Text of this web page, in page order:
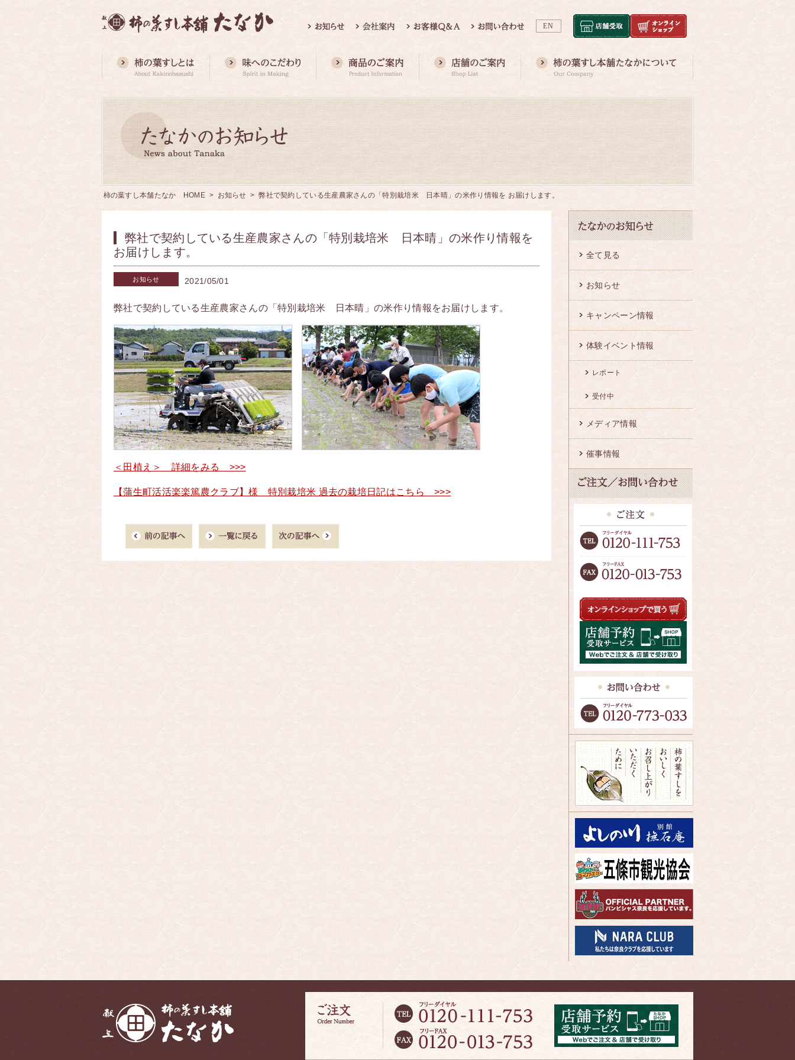
EN
柿の葉すし本舗たなか HOME > お知らせ > 弊社で契約している生産農家さんの「特別栽培米 日本晴」の米作り情報を お届けします。
弊社で契約している生産農家さんの「特別栽培米 日本晴」の米作り情報を
お届けします。
お知らせ 2021/05/01
弊社で契約している生産農家さんの「特別栽培米 日本晴」の米作り情報をお届けします。
＜田植え＞ 詳細をみる >>>
【蒲生町活活楽楽篤農クラブ】様 特別栽培米 過去の栽培日記はこちら >>>
全て見る
お知らせ
キャンペーン情報
体験イベント情報
レポート
受付中
メディア情報
催事情報